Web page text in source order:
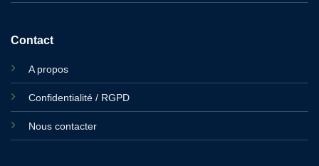
Contact
A propos
Confidentialité / RGPD
Nous contacter